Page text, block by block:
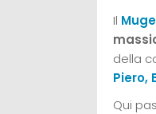
Il
della
Piero,
Qui